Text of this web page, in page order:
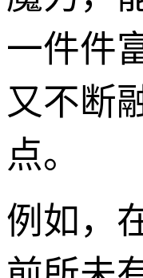
一件件
又不断
点。
例如，